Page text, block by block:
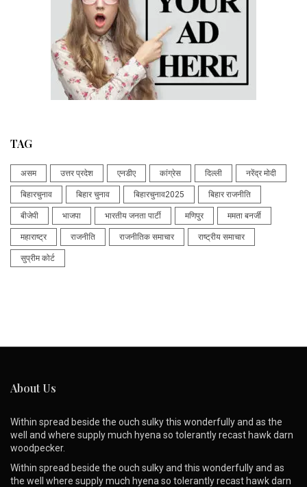
TAG
असम उत्तर प्रदेश एनडीए कांग्रेस दिल्ली नरेंद्र मोदी
बिहारचुनाव बिहार चुनाव बिहारचुनाव2025 बिहार राजनीति
बीजेपी भाजपा भारतीय जनता पार्टी मणिपुर ममता बनर्जी
महाराष्ट्र राजनीति राजनीतिक समाचार राष्ट्रीय समाचार
सुप्रीम कोर्ट
About Us
Within spread beside the ouch sulky this wonderfully and as the
well and where supply much hyena so tolerantly recast hawk darn
woodpecker.
Within spread beside the ouch sulky and this wonderfully and as
the well where supply much hyena so tolerantly recast hawk darn